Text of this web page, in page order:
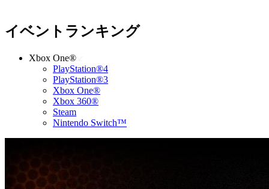
イベントランキング
Xbox One®
PlayStation®4
PlayStation®3
Xbox One®
Xbox 360®
Steam
Nintendo Switch™